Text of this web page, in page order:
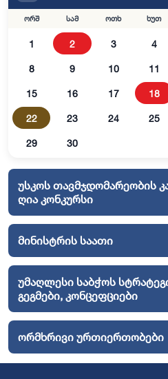
ორშ სამ ოთხ ხუთ
1 2 3 4
8 9 10 11
15 16 17 18
22 23 24 25
29 30
უსკოს თავმჯდომარეობის
ღია კონკურსი
მინისტრის საათი
უმაღლესი საბჭოს
გეგმები, კონცეფციები
ორმხრივი ურთიერთობები